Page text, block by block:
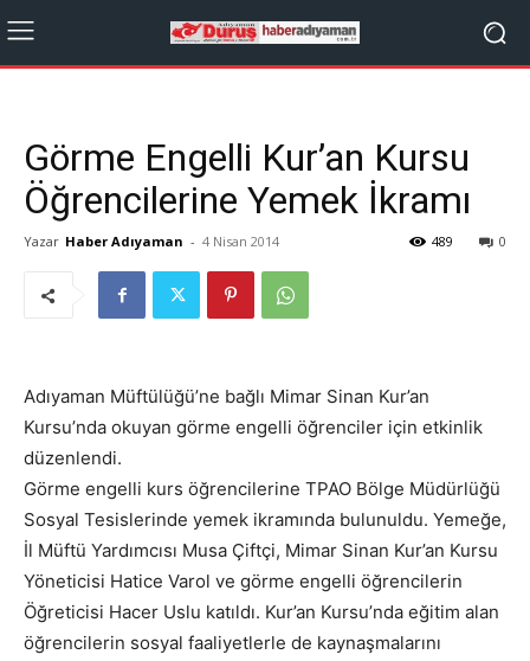
Görme Engelli Kur’an Kursu
Öğrencilerine Yemek İkramı
Yazar Haber Adıyaman - 4 Nisan 2014 0
489
Adıyaman Müftülüğü’ne bağlı Mimar Sinan Kur’an
Kursu’nda okuyan görme engelli öğrenciler için etkinlik
düzenlendi.
Görme engelli kurs öğrencilerine TPAO Bölge Müdürlüğü
Sosyal Tesislerinde yemek ikramında bulunuldu. Yemeğe,
İl Müftü Yardımcısı Musa Çiftçi, Mimar Sinan Kur’an Kursu
Yöneticisi Hatice Varol ve görme engelli öğrencilerin
Öğreticisi Hacer Uslu katıldı. Kur’an Kursu’nda eğitim alan
öğrencilerin sosyal faaliyetlerle de kaynaşmalarını